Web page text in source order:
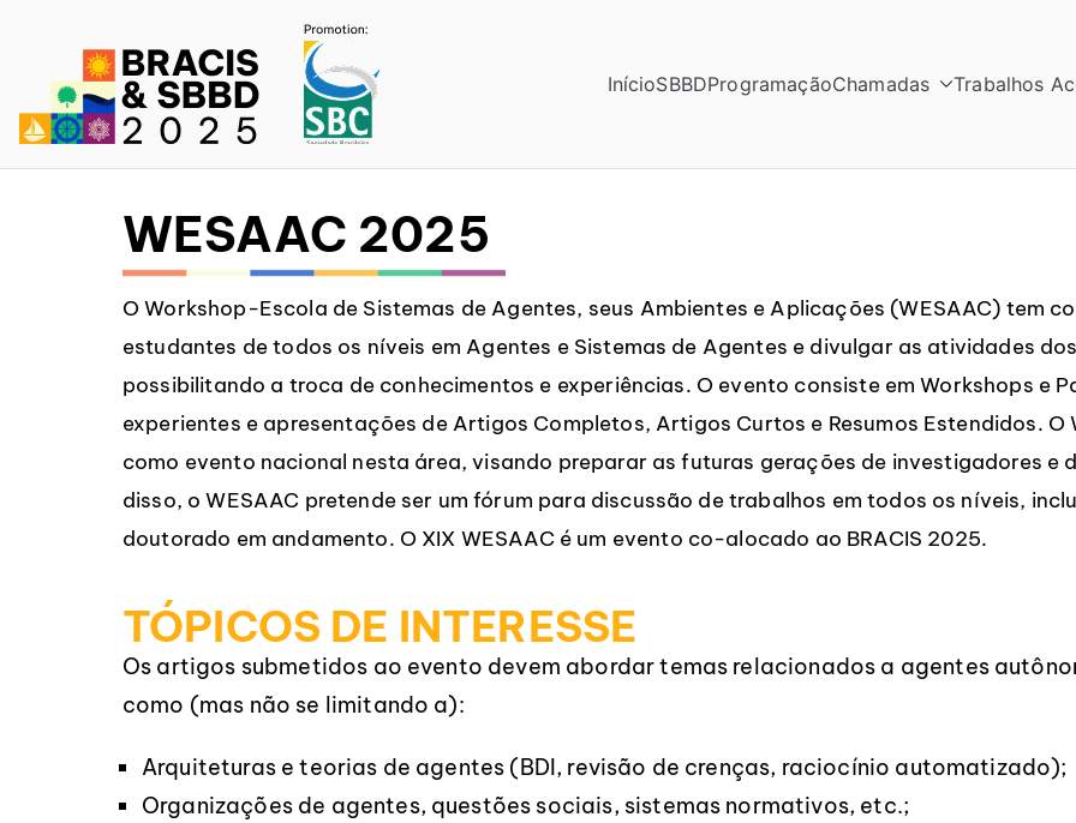
InícioSBBDProgramaçãoChamadas Trabalhos
WESAAC 2025
O Workshop-Escola de Sistemas de Agentes, seus Ambientes e Aplicações (WESAAC) tem
estudantes de todos os níveis em Agentes e Sistemas de Agentes e divulgar as atividades
possibilitando a troca de conhecimentos e experiências. O evento consiste em Workshops e
experientes e apresentações de Artigos Completos, Artigos Curtos e Resumos Estendidos.
como evento nacional nesta área, visando preparar as futuras gerações de investigadores e
disso, o WESAAC pretende ser um fórum para discussão de trabalhos em todos os níveis,
doutorado em andamento. O XIX WESAAC é um evento co-alocado ao BRACIS 2025.
TÓPICOS DE INTERESSE
Os artigos submetidos ao evento devem abordar temas relacionados a agentes
como (mas não se limitando a):
Arquiteturas e teorias de agentes (BDI, revisão de crenças, raciocínio automatizado);
Organizações de agentes, questões sociais, sistemas normativos, etc.;